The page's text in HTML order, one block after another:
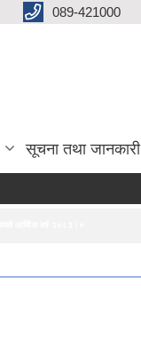
089-421000
सूचना तथा जानकारी